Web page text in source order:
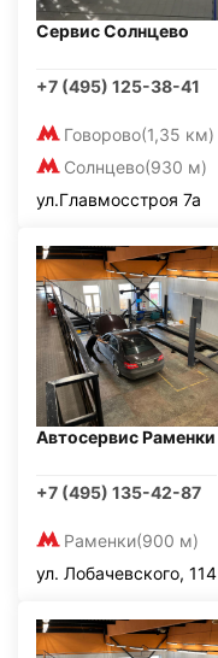
Сервис Солнцево
+7 (495) 125-38-41
Говорово(1,35 км)
Солнцево(930 м)
ул.Главмосстроя 7а
Автосервис Раменки
+7 (495) 135-42-87
Раменки(900 м)
ул. Лобачевского, 114